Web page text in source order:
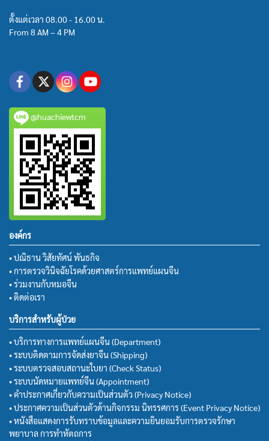
ตั้งแต่เวลา 08.00 - 16.00 น.
From 8 AM – 4 PM
@huachiewtcm
องค์กร
• ปณิธาน วิสัยทัศน์ พันธกิจ
• การตรวจวินิจฉัยโรคด้วยศาสตร์การแพทย์แผนจีน
• ร่วมงานกับหมอจีน
• ติดต่อเรา
บริการสำหรับผู้ป่วย
• บริการทางการแพทย์แผนจีน (Department)
• ระบบติดตามการจัดส่งยาจีน (Shipping)
• ระบบตรวจสอบสถานะใบยา (Check Status)
• ระบบนัดหมายแพทย์จีน (Appointment)
• คำประกาศเกี่ยวกับความเป็นส่วนตัว (Privacy Notice)
• ประกาศความเป็นส่วนตัวด้านกิจกรรม นิทรรศการ (Event Privacy Notice)
• หนังสือแสดงการรับทราบข้อมูลและความยินยอมรับการตรวจรักษา
พยาบาล การทำหัตถการ